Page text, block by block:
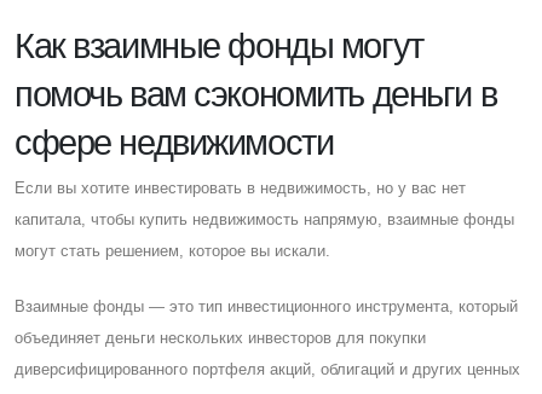
Как взаимные фонды могут
помочь вам сэкономить деньги в
сфере недвижимости
Eсли вы хотите инвестировать в недвижимость, но у вас нет
капитала, чтобы купить недвижимость напрямую, взаимные фонды
могут стать решением, которое вы искали.
Взаимные фонды — это тип инвестиционного инструмента, который
объединяет деньги нескольких инвесторов для покупки
диверсифицированного портфеля акций, облигаций и других ценных